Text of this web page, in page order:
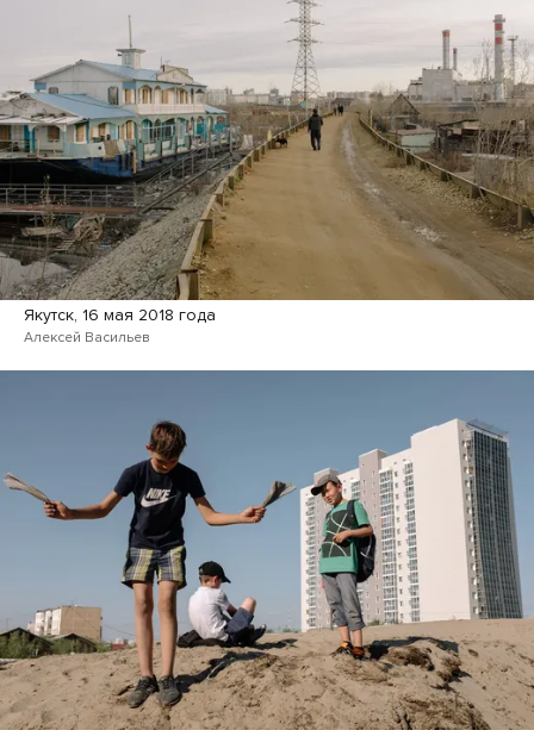
Якутск, 16 мая 2018 года
Алексей Васильев